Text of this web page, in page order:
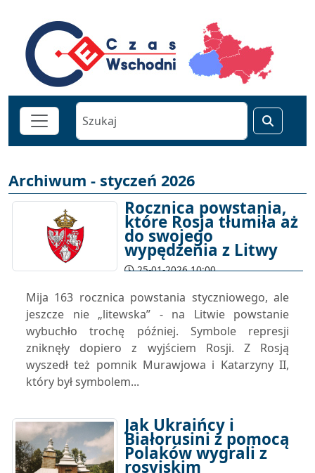
Archiwum - styczeń 2026
Rocznica powstania,
które Rosja tłumiła aż
do swojego
wypędzenia z Litwy
25-01-2026 10:00
Mija 163 rocznica powstania styczniowego, ale
jeszcze nie „litewska” - na Litwie powstanie
wybuchło trochę później. Symbole represji
zniknęły dopiero z wyjściem Rosji. Z Rosją
wyszedł też pomnik Murawjowa i Katarzyny II,
który był symbolem...
Jak Ukraińcy i
Białorusini z pomocą
Polaków wygrali z
rosyjskim